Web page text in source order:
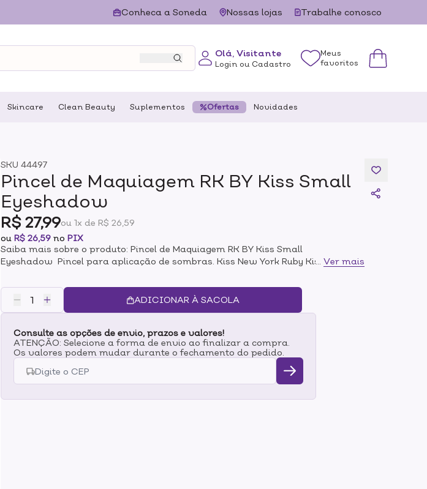
Conheca a Soneda Nossas lojas Trabalhe conosco
Olá, Visitante
Login ou Cadastro
Meus
favoritos
Skincare Clean Beauty Suplementos Ofertas Novidades
SKU44497
Pincel de Maquiagem RK BY Kiss Small
Eyeshadow
R$ 27,99ou 1x de R$ 26,59
ouR$ 26,59 noPIX
Saiba mais sobre o produto: Pincel de Maquiagem RK BY Kiss Small
Eyeshadow Pincel para aplicação de sombras. Kiss New York Ruby Kisses Small
olhar. Conta com cerdas de alta qualidade que depositam a sombra até nos
lugares mais difíceis de alcançar com uniformidade e praticidade. Sinta-se
livre para criar um visual moderno, sofisticado ou básico. Modo de uso: Passe o
antes de aplicar na pálpebra.
Ver mais
ADICIONAR À SACOLA
Consulte as opções de envio, prazos e valores!
ATENÇÃO: Selecione a forma de envio ao finalizar a compra.
Os valores podem mudar durante o fechamento do pedido.